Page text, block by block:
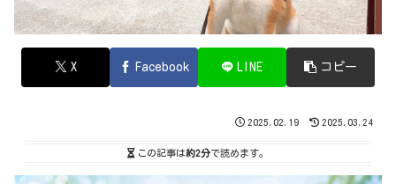
X Facebook LINE コピー
2025.02.19 2025.03.24
この記事は約2分で読めます。